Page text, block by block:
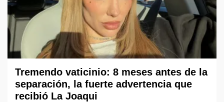
Tremendo vaticinio: 8 meses antes de la
separación, la fuerte advertencia que
recibió La Joaqui